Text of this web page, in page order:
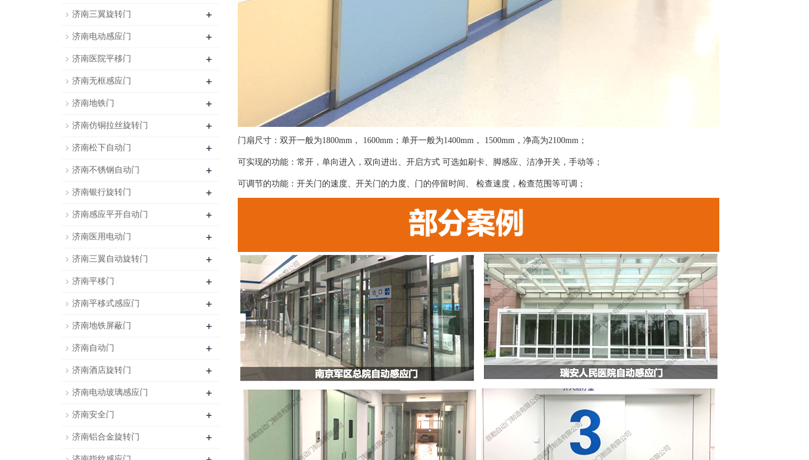
门扇尺寸：双开一般为1800mm， 1600mm；单开一般为1400mm， 1500mm，净高为2100mm；
可实现的功能：常开，单向进入，双向进出、开启方式 可选如刷卡、脚感应、洁净开关，手动等；
可调节的功能：开关门的速度、开关门的力度、门的停留时间、 检查速度，检查范围等可调；
济南三翼旋转门 +
济南电动感应门 +
济南医院平移门 +
济南无框感应门 +
济南地铁门 +
济南仿铜拉丝旋转门 +
济南松下自动门 +
济南不锈钢自动门 +
济南银行旋转门 +
济南感应平开自动门 +
济南医用电动门 +
济南三翼自动旋转门 +
济南平移门 +
济南平移式感应门 +
济南地铁屏蔽门 +
济南自动门 +
济南酒店旋转门 +
济南电动玻璃感应门 +
济南安全门 +
济南铝合金旋转门 +